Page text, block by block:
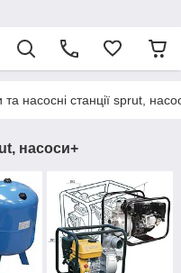
та насосні станції sprut,
насоси+